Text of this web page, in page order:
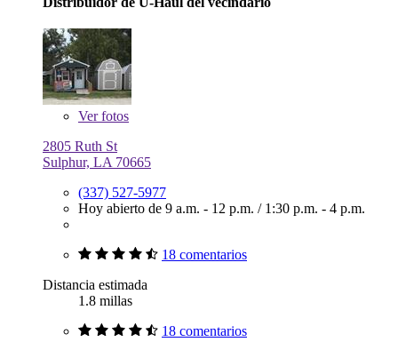
Verfotos
2805 Ruth St
Sulphur, LA 70665
(337) 527-5977
Hoy abierto de 9 a.m. - 12 p.m. / 1:30 p.m. - 4 p.m.
18 comentarios
Distancia estimada
1.8 millas
18 comentarios